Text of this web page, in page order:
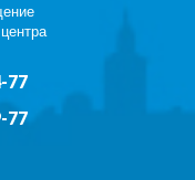
77
77